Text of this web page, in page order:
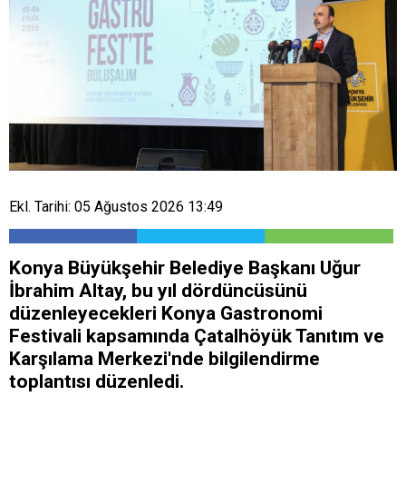
Ekl. Tarihi: 05 Ağustos 2026 13:49
Konya Büyükşehir Belediye Başkanı Uğur
İbrahim Altay, bu yıl dördüncüsünü
düzenleyecekleri Konya Gastronomi
Festivali kapsamında Çatalhöyük Tanıtım ve
Karşılama Merkezi'nde bilgilendirme
toplantısı düzenledi.